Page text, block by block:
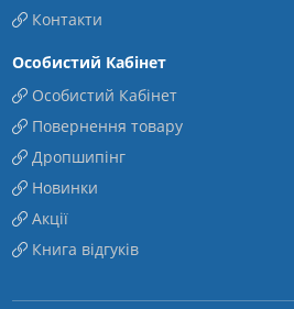
Контакти
Особистий Кабінет
Особистий Кабінет
Повернення товару
Дропшипінг
Новинки
Акції
Книга відгуків